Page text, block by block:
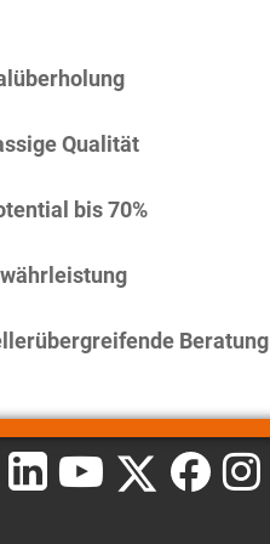
Qualität
bis 70%
Beratung